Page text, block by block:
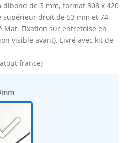
dibond de 3 mm, format 308 x 420
supérieur droit de 53 mm et 74
Fixation sur entretoise en
visible avant). Livré avec kit de
france)